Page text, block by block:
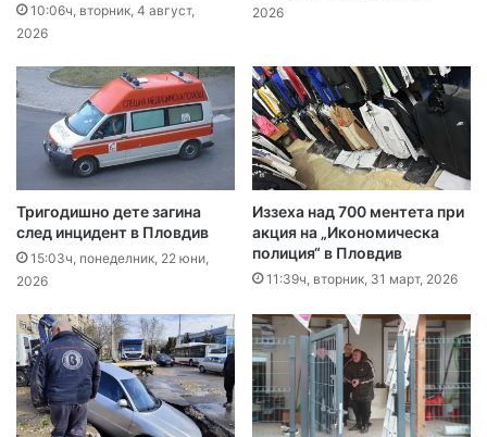
10:06ч, вторник, 4 август,
2026
2026
Тригодишно дете загина
след инцидент в Пловдив
15:03ч, понеделник, 22 юни,
2026
Иззеха над 700 ментета при
акция на „Икономическа
полиция“ в Пловдив
11:39ч, вторник, 31 март, 2026